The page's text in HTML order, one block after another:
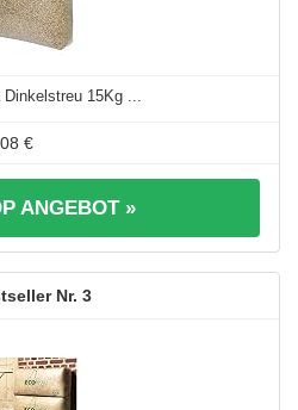
Dinkelstreu 15Kg ...
€
ANGEBOT »
3